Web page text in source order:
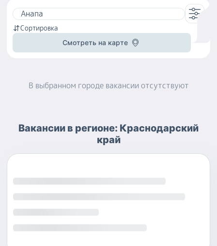
Сортировка
Смотреть на карте
В выбранном городе вакансии отсутствуют
Вакансии в регионе: Краснодарский
край